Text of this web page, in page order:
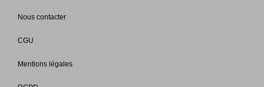
Nous contacter
CGU
Mentions légales